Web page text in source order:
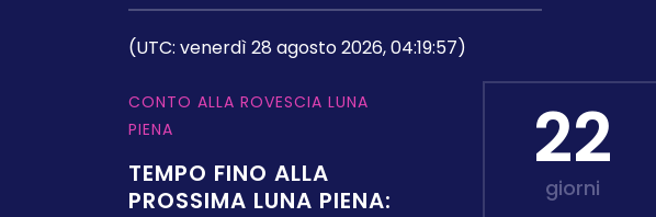
(UTC: venerdì 28 agosto 2026, 04:19:57)
CONTO ALLA ROVESCIA LUNA
PIENA
TEMPO FINO ALLA
PROSSIMA LUNA PIENA:
22
giorni